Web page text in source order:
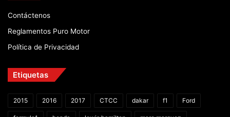
Contáctenos
Reglamentos Puro Motor
Política de Privacidad
Etiquetas
2015 2016 2017 CTCC dakar f1 Ford